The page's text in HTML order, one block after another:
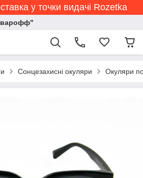
у точки видачі Rozetka
Сонцезахисні окуляри Окуляри